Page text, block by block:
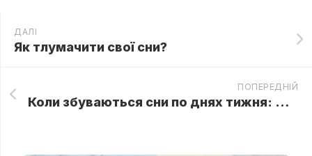
ДАЛІ
Як тлумачити свої сни?
ПОПЕРЕДНІЙ
Коли збуваються сни по днях тижня: дні віщих сновидінь